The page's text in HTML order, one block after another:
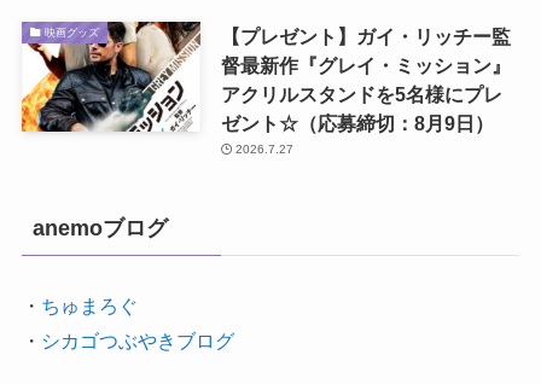
映画グッズ
【プレゼント】ガイ・リッチー監
督最新作『グレイ・ミッション』
アクリルスタンドを5名様にプレ
ゼント☆（応募締切：8月9日）
2026.7.27
anemoブログ
・ ちゅまろぐ
・ シカゴつぶやきブログ